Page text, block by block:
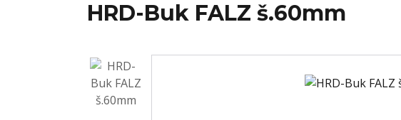
HRD-Buk FALZ š.60mm